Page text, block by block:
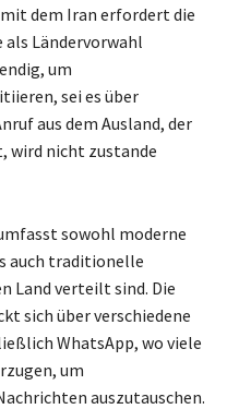
dem Iran erfordert die
als Ländervorwahl
um
sei es über
aus dem Ausland, der
wird nicht zustande
sowohl moderne
auch traditionelle
Land verteilt sind. Die
sich über verschiedene
WhatsApp, wo viele
um
auszutauschen.